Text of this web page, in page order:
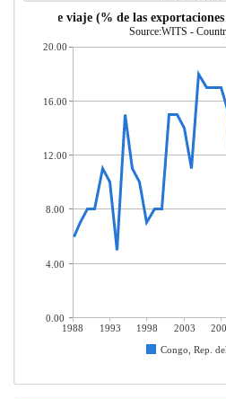
Servicios de viaje (% de las exportaciones
Source:WITS -
1988 1993 1998 2003
Congo, Rep. del
20.00
16.00
12.00
8.00
4.00
0.00